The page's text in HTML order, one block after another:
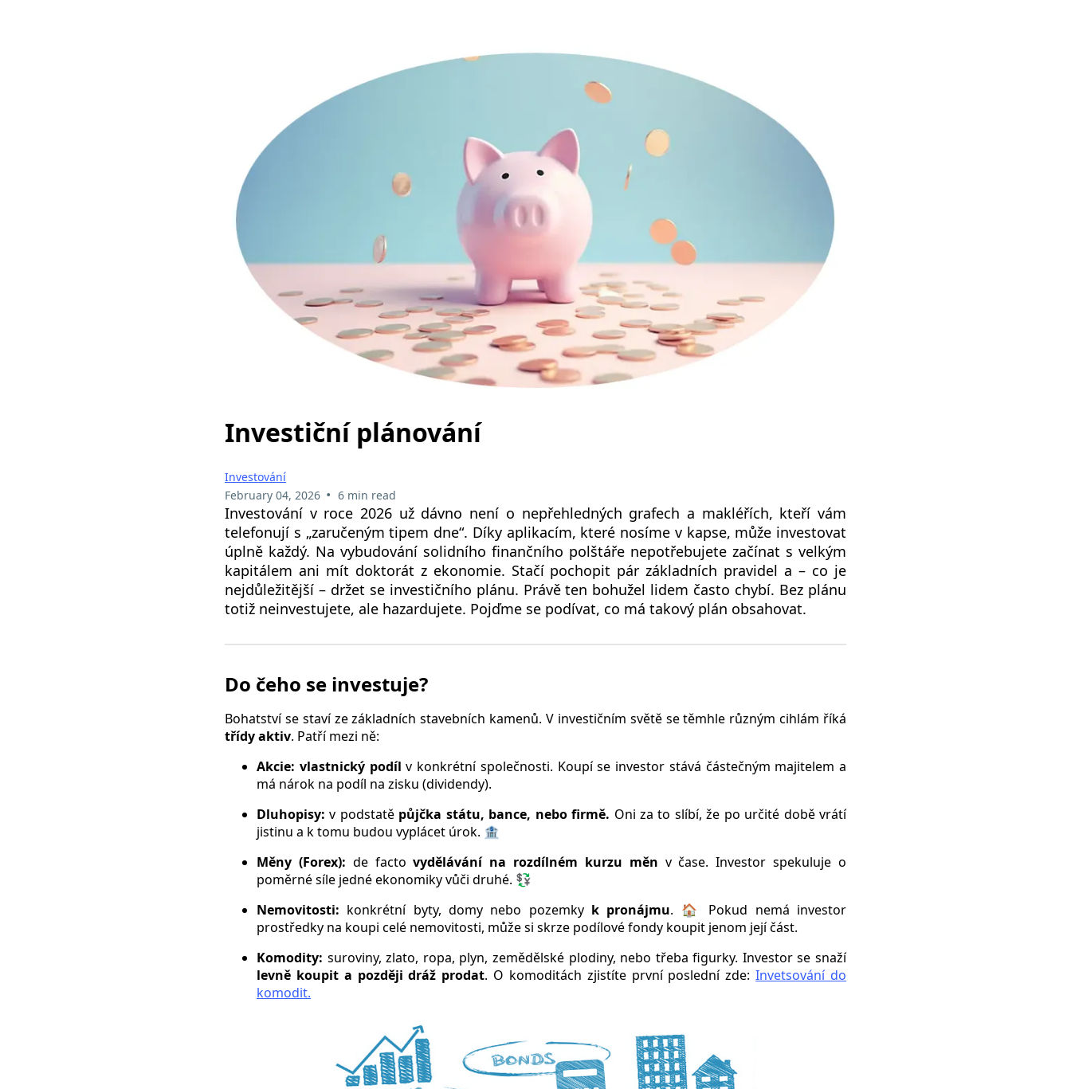
Investiční plánování
Investování
February 04, 2026 • 6 min read
Investování v roce 2026 už dávno není o nepřehledných grafech a makléřích, kteří vám
telefonují s „zaručeným tipem dne“. Díky aplikacím, které nosíme v kapse, může investovat
úplně každý. Na vybudování solidního finančního polštáře nepotřebujete začínat s velkým
kapitálem ani mít doktorát z ekonomie. Stačí pochopit pár základních pravidel a – co je
nejdůležitější – držet se investičního plánu. Právě ten bohužel lidem často chybí. Bez plánu
totiž neinvestujete, ale hazardujete. Pojďme se podívat, co má takový plán obsahovat.
Do čeho se investuje?
Bohatství se staví ze základních stavebních kamenů. V investičním světě se těmhle různým cihlám říká
třídy aktiv. Patří mezi ně:
Akcie: vlastnický podíl v konkrétní společnosti. Koupí se investor stává částečným majitelem a
má nárok na podíl na zisku (dividendy).
Dluhopisy:v podstatě půjčka státu, bance, nebo firmě. Oni za to slíbí, že po určité době vrátí
jistinu a k tomu budou vyplácet úrok. 🏦
Měny (Forex): de factovydělávání na rozdílném kurzu měn v čase. Investor spekuluje o
poměrné síle jedné ekonomiky vůči druhé. 💱
Nemovitosti: konkrétní byty, domy nebo pozemky k pronájmu. 🏠 Pokud nemá investor
prostředky na koupi celé nemovitosti, může si skrze podílové fondy koupit jenom její část.
Komodity: suroviny, zlato, ropa, plyn, zemědělské plodiny, nebo třeba figurky. Investor se snaží
levně koupit a později dráž prodat. O komoditách zjistíte první poslední zde:Invetsování do
komodit.